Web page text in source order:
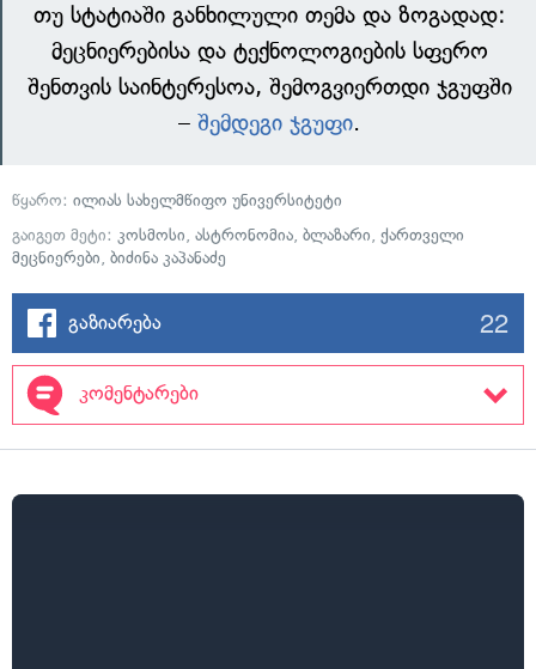
თუ სტატიაში განხილული თემა და ზოგადად:
მეცნიერებისა და ტექნოლოგიების სფერო
შენთვის საინტერესოა, შემოგვიერთდი ჯგუფში
– შემდეგი ჯგუფი.
წყარო: ილიას სახელმწიფო უნივერსიტეტი
გაიგეთ მეტი: კოსმოსი, ასტრონომია, ბლაზარი, ქართველი
მეცნიერები, ბიძინა კაპანაძე
გაზიარება 22
კომენტარები